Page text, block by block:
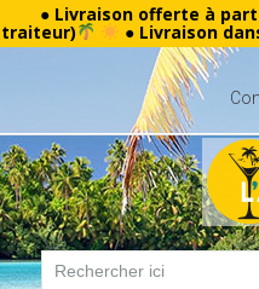
● Livraison offerte à
traiteur) ● Livraison